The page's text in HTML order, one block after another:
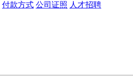
付款方式 公司证照 人才招聘